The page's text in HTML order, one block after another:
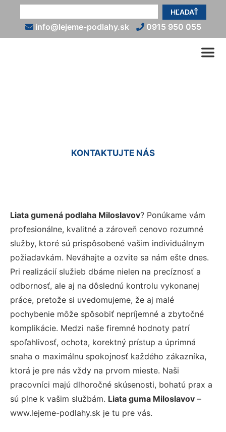
HĽADAŤ
info@lejeme-podlahy.sk 0915 950 055
KONTAKTUJTE NÁS
Liata gumená podlaha Miloslavov? Ponúkame vám
profesionálne, kvalitné a zároveň cenovo rozumné
služby, ktoré sú prispôsobené vašim individuálnym
požiadavkám. Neváhajte a ozvite sa nám ešte dnes.
Pri realizácií služieb dbáme nielen na precíznosť a
odbornosť, ale aj na dôslednú kontrolu vykonanej
práce, pretože si uvedomujeme, že aj malé
pochybenie môže spôsobiť nepríjemné a zbytočné
komplikácie. Medzi naše firemné hodnoty patrí
spoľahlivosť, ochota, korektný prístup a úprimná
snaha o maximálnu spokojnosť každého zákazníka,
ktorá je pre nás vždy na prvom mieste. Naši
pracovníci majú dlhoročné skúsenosti, bohatú prax a
sú plne k vašim službám. Liata guma Miloslavov –
www.lejeme-podlahy.sk je tu pre vás.